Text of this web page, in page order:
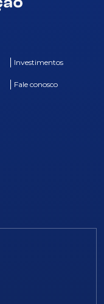
Investimentos
Fale conosco